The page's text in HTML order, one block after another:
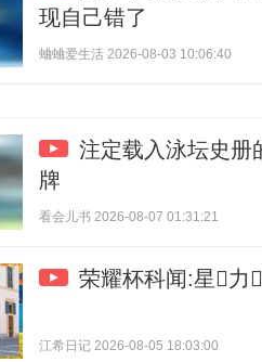
现自己错了
蛐蛐爱生活 2026-08-03 10:06:40
注定载入泳坛史册
牌
看会儿书 2026-08-07 01:31:21
荣耀杯科闻:星力
江希日记 2026-08-05 18:03:00